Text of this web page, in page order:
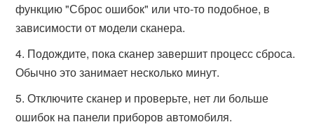
функцию "Сброс ошибок" или что-то подобное, в
зависимости от модели сканера.
Подождите, пока сканер завершит процесс сброса.
Обычно это занимает несколько минут.
Отключите сканер и проверьте, нет ли больше
ошибок на панели приборов автомобиля.